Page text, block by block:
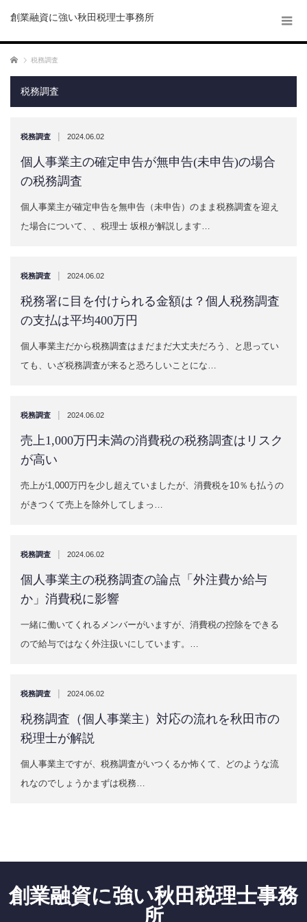
創業融資に強い秋田税理士事務所
ホーム 税務調査
税務調査
税務調査 | 2024.06.02
個人事業主の確定申告が無申告(未申告)の場合
の税務調査
個人事業主が確定申告を無申告（未申告）のまま税務調査を迎え
た場合について、、税理士 坂根が解説します…
税務調査 | 2024.06.02
税務署に目を付けられる金額は？個人税務調査
の支払は平均400万円
個人事業主だから税務調査はまだまだ大丈夫だろう、と思ってい
ても、いざ税務調査が来ると恐ろしいことにな…
税務調査 | 2024.06.02
売上1,000万円未満の消費税の税務調査はリスク
が高い
売上が1,000万円を少し超えていましたが、消費税を10％も払うの
がきつくて売上を除外してしまっ…
税務調査 | 2024.06.02
個人事業主の税務調査の論点「外注費か給与
か」消費税に影響
一緒に働いてくれるメンバーがいますが、消費税の控除をできる
ので給与ではなく外注扱いにしています。…
税務調査 | 2024.06.02
税務調査（個人事業主）対応の流れを秋田市の
税理士が解説
個人事業主ですが、税務調査がいつくるか怖くて、どのような流
れなのでしょうかまずは税務…
創業融資に強い秋田税理士事務
所